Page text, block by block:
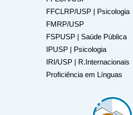
FFCLRP/USP | Psicologia
FMRP/USP
FSPUSP | Saúde Pública
IPUSP | Psicologia
IRI/USP | R.Internacionais
Proficiência em Línguas